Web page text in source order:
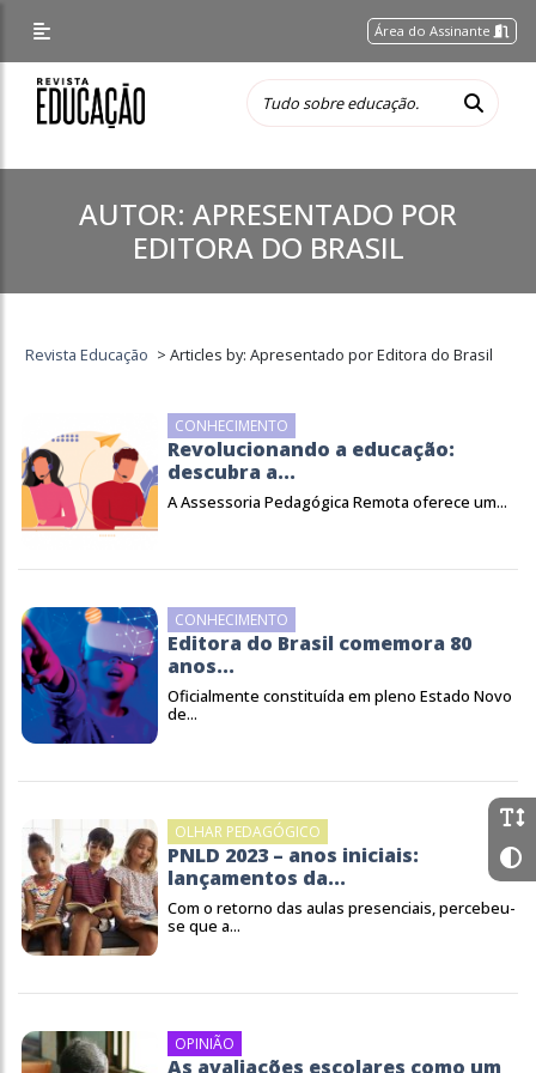
Área do Assinante
AUTOR: APRESENTADO POR
EDITORA DO BRASIL
Revista Educação > Articles by: Apresentado por Editora do Brasil
CONHECIMENTO
Revolucionando a educação:
descubra a...
A Assessoria Pedagógica Remota oferece um...
CONHECIMENTO
Editora do Brasil comemora 80
anos...
Oficialmente constituída em pleno Estado Novo
de...
OLHAR PEDAGÓGICO
PNLD 2023 – anos iniciais:
lançamentos da...
Com o retorno das aulas presenciais, percebeu-
se que a...
OPINIÃO
As avaliações escolares como um